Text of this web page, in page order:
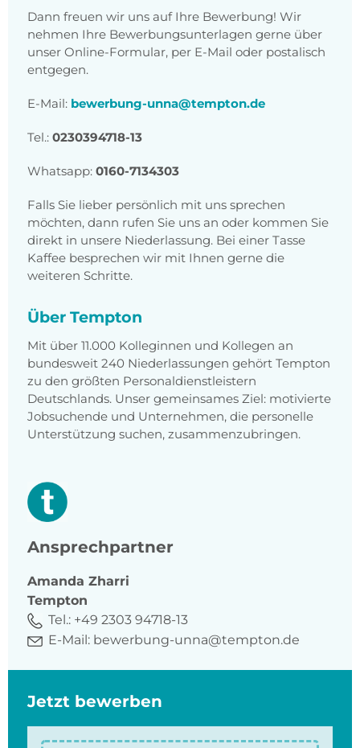
Dann freuen wir uns auf Ihre Bewerbung! Wir
nehmen Ihre Bewerbungsunterlagen gerne über
unser Online-Formular, per E-Mail oder postalisch
entgegen.
E-Mail: bewerbung-unna@tempton.de
Tel.: 0230394718-13
Whatsapp: 0160-7134303
Falls Sie lieber persönlich mit uns sprechen
möchten, dann rufen Sie uns an oder kommen Sie
direkt in unsere Niederlassung. Bei einer Tasse
Kaffee besprechen wir mit Ihnen gerne die
weiteren Schritte.
Über Tempton
Mit über 11.000 Kolleginnen und Kollegen an
bundesweit 240 Niederlassungen gehört Tempton
zu den größten Personaldienstleistern
Deutschlands. Unser gemeinsames Ziel: motivierte
Jobsuchende und Unternehmen, die personelle
Unterstützung suchen, zusammenzubringen.
Ansprechpartner
Amanda Zharri
Tempton
Tel.: +49 2303 94718-13
E-Mail: bewerbung-unna@tempton.de
Jetzt bewerben